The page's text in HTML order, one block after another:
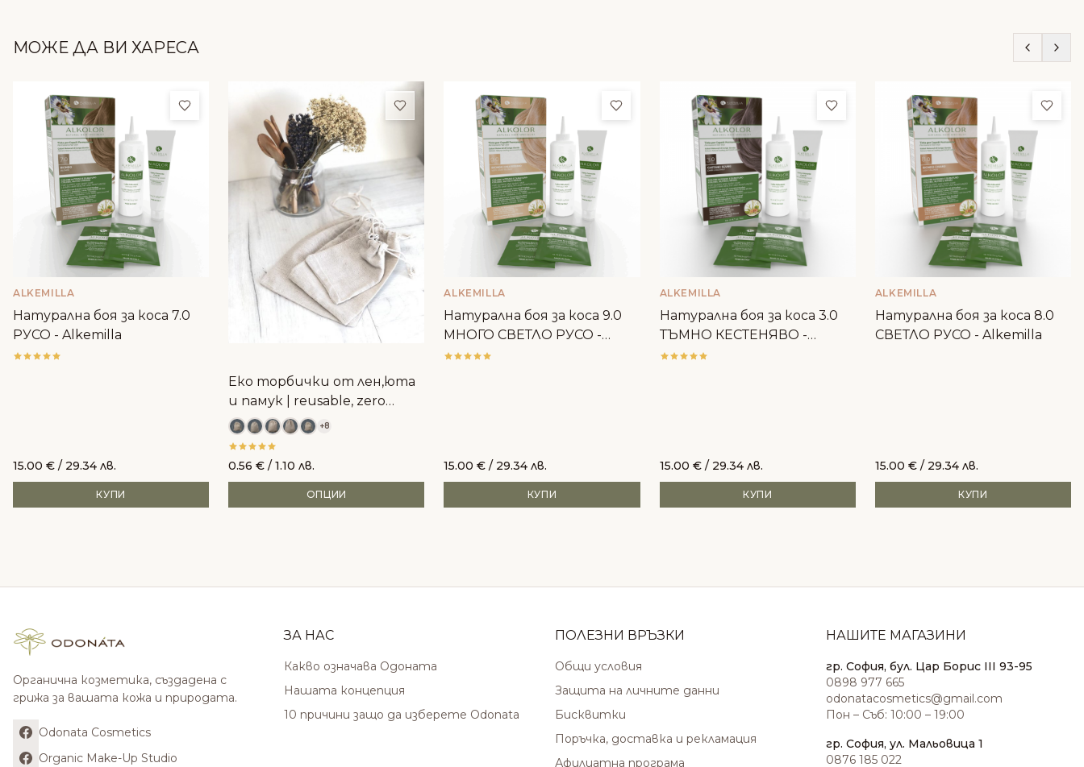
МОЖЕ ДА ВИ ХАРЕСА
Добави в любими
ALKEMILLA
Натурална боя за коса 7.0
РУСО - Alkemilla
15.00 € / 29.34 лв.
КУПИ
Добави в любими
Еко торбички от лен,юта
и памук | reusable, zero
waste
+8
0.56€ / 1.10 лв.
ОПЦИИ
Добави в любими
ALKEMILLA
Натурална боя за коса 9.0
МНОГО СВЕТЛО РУСО -
Alkemilla
15.00€ / 29.34 лв.
КУПИ
Добави в любими
ALKEMILLA
Натурална боя за коса 3.0
ТЪМНО КЕСТЕНЯВО -
Alkemilla
15.00 €/ 29.34 лв.
КУПИ
ALKEMILLA
Натурална боя за коса 8.0
СВЕТЛО РУСО - Alkemilla
15.00 €/ 29.34 лв.
КУПИ
Органична козметика, създадена с
грижа за вашата кожа и природата.
Odonata Cosmetics
Organic Make-Up Studio
ЗА НАС
Какво означава Одоната
Нашата концепция
10 причини защо да изберете Odonata
ПОЛЕЗНИ ВРЪЗКИ
Общи условия
Защита на личните данни
Бисквитки
Поръчка, доставка и рекламация
Афилиатна програма
НАШИТЕ МАГАЗИНИ
гр. София, бул. Цар Борис III 93-95
0898 977 665
odonatacosmetics@gmail.com
Пон – Съб: 10:00 – 19:00
гр. София, ул. Мальовица 1
0876 185 022